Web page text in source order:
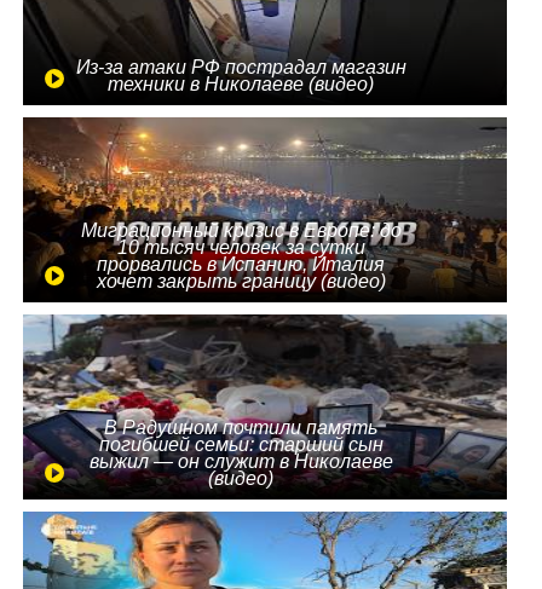
Из-за атаки РФ пострадал магазин
техники в Николаеве (видео)
Миграционный кризис в Европе: до
10 тысяч человек за сутки
прорвались в Испанию, Италия
хочет закрыть границу (видео)
В Радушном почтили память
погибшей семьи: старший сын
выжил — он служит в Николаеве
(видео)